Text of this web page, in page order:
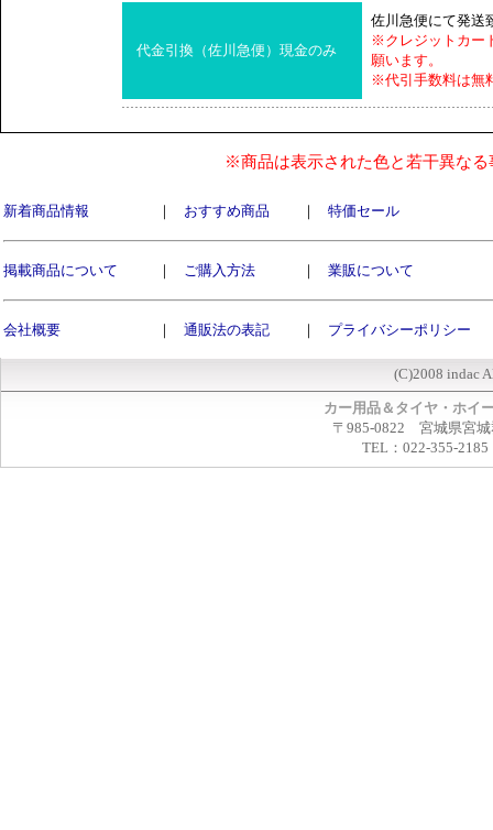
代金引換（佐川急便）現金のみ
佐川急便にて発送
※クレジットカー
願います。
※代引手数料は無
※商品は表示された色と若干異な
新着商品情報 ｜ おすすめ商品 ｜ 特価セール
掲載商品について ｜ ご購入方法 ｜ 業販について
会社概要 ｜ 通販法の表記 ｜ プライバシーポリシー
(C)2008 indac
カー用品＆タイヤ・ホイ
〒985-0822 宮城県宮城
TEL：022-355-